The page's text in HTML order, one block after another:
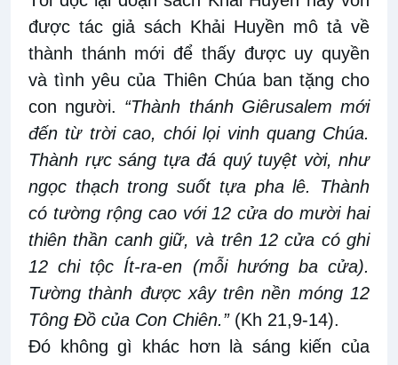
được tác giả sách Khải Huyền mô tả về
thành thánh mới để thấy được uy quyền
và tình yêu của Thiên Chúa ban tặng cho
con người. “Thành thánh Giêrusalem mới
đến từ trời cao, chói lọi vinh quang Chúa.
Thành rực sáng tựa đá quý tuyệt vời, như
ngọc thạch trong suốt tựa pha lê. Thành
có tường rộng cao với 12 cửa do mười hai
thiên thần canh giữ, và trên 12 cửa có ghi
12 chi tộc Ít-ra-en (mỗi hướng ba cửa).
Tường thành được xây trên nền móng 12
Tông Đồ của Con Chiên.”(Kh 21,9-14).
Đó không gì khác hơn là sáng kiến của